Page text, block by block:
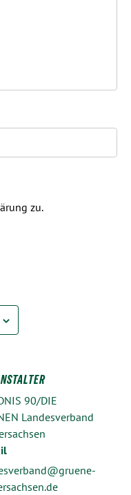
zu.
90/DIE
Landesverband